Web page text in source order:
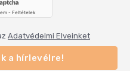
Adatvédelmi Elveinket
a hírlevélre!